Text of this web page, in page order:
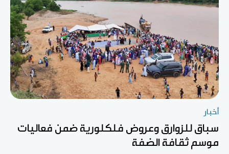
أخبار
سباق للزوارق وعروض فلكلورية ضمن فعاليات
موسم ثقافة الضفة